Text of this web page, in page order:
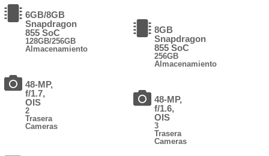
6GB/8GB
Snapdragon
855 SoC
128GB/256GB
Almacenamiento
48-MP,
f/1.7,
OIS
2
Trasera
Cameras
8GB
Snapdragon
855 SoC
256GB
Almacenamiento
48-MP,
f/1.6,
OIS
3
Trasera
Cameras